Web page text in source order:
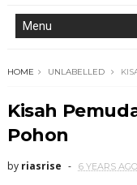
HOME UNLABELLED
Kisah
Pohon
by riasrise 6 YEARS AGO